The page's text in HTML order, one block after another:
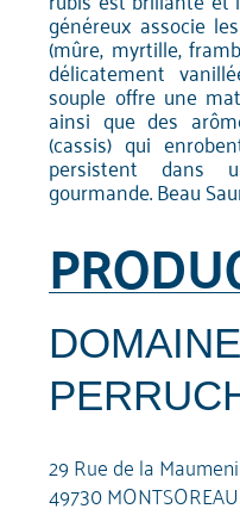
généreux associe
(mûre, myrtille,
délicatement
souple offre une
ainsi que des
(cassis) qui
persistent dans
gourmande. Beau
29 Rue de la
49730 MONTSOREAU